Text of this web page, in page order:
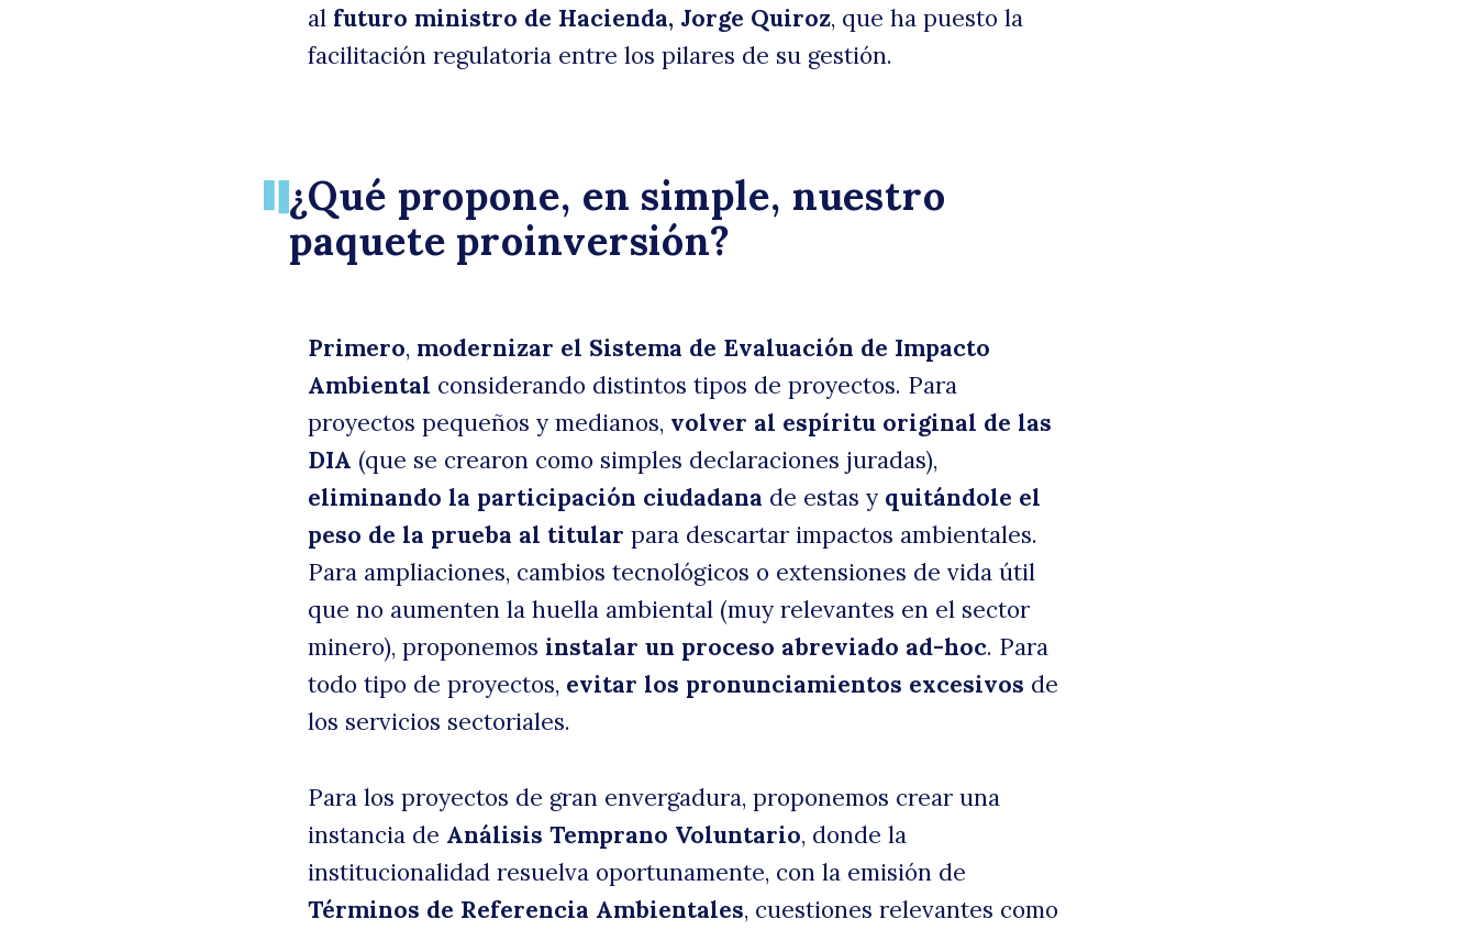
al futuro ministro de Hacienda, Jorge Quiroz, que ha puesto la
facilitación regulatoria entre los pilares de su gestión.
¿Qué propone, en simple, nuestro
paquete proinversión?
Primero, modernizar el Sistema de Evaluación de Impacto
Ambiental considerando distintos tipos de proyectos. Para
proyectos pequeños y medianos, volver al espíritu original de las
DIA (que se crearon como simples declaraciones juradas),
eliminando la participación ciudadana de estas y quitándole el
peso de la prueba al titular para descartar impactos ambientales.
Para ampliaciones, cambios tecnológicos o extensiones de vida útil
que no aumenten la huella ambiental (muy relevantes en el sector
minero), proponemos instalar un proceso abreviado ad-hoc. Para
todo tipo de proyectos, evitar los pronunciamientos excesivos de
los servicios sectoriales.
Para los proyectos de gran envergadura, proponemos crear una
instancia de Análisis Temprano Voluntario, donde la
institucionalidad resuelva oportunamente, con la emisión de
Términos de Referencia Ambientales, cuestiones relevantes como